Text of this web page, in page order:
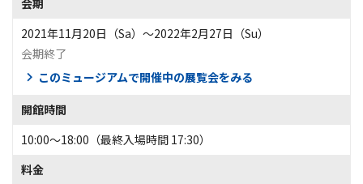
会期
2021年11月20日（Sa）〜2022年2月27日（Su）
会期終了
このミュージアムで開催中の展覧会をみる
開館時間
10:00〜18:00（最終入場時間 17:30）
料金